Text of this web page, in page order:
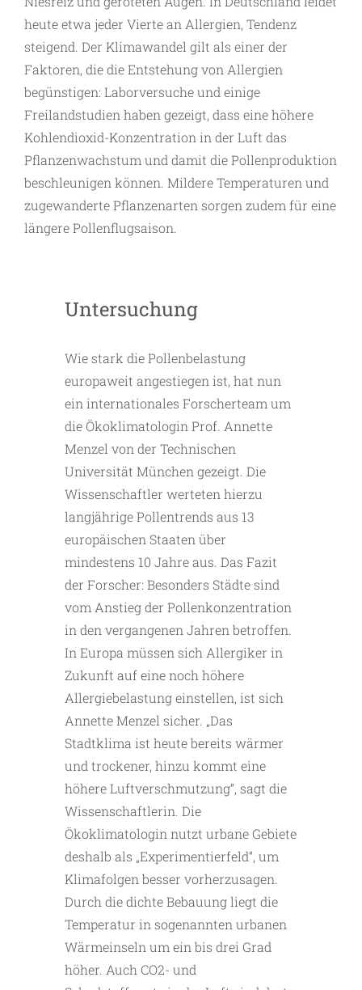
heute etwa jeder Vierte an Allergien, Tendenz
steigend. Der Klimawandel gilt als einer der
Faktoren, die die Entstehung von Allergien
begünstigen: Laborversuche und einige
Freilandstudien haben gezeigt, dass eine höhere
Kohlendioxid-Konzentration in der Luft das
Pflanzenwachstum und damit die Pollenproduktion
beschleunigen können. Mildere Temperaturen und
zugewanderte Pflanzenarten sorgen zudem für eine
längere Pollenflugsaison.
Untersuchung
Wie stark die Pollenbelastung
europaweit angestiegen ist, hat nun
ein internationales Forscherteam um
die Ökoklimatologin Prof. Annette
Menzel von der Technischen
Universität München gezeigt. Die
Wissenschaftler werteten hierzu
langjährige Pollentrends aus 13
europäischen Staaten über
mindestens 10 Jahre aus. Das Fazit
der Forscher: Besonders Städte sind
vom Anstieg der Pollenkonzentration
in den vergangenen Jahren betroffen.
In Europa müssen sich Allergiker in
Zukunft auf eine noch höhere
Allergiebelastung einstellen, ist sich
Annette Menzel sicher. „Das
Stadtklima ist heute bereits wärmer
und trockener, hinzu kommt eine
höhere Luftverschmutzung“, sagt die
Wissenschaftlerin. Die
Ökoklimatologin nutzt urbane Gebiete
deshalb als „Experimentierfeld“, um
Klimafolgen besser vorherzusagen.
Durch die dichte Bebauung liegt die
Temperatur in sogenannten urbanen
Wärmeinseln um ein bis drei Grad
höher. Auch CO2- und